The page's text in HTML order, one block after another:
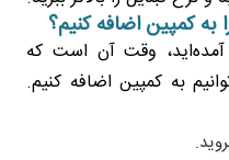
به کمپین اضافه کنیم؟
وقت آن است که
به کمپین اضافه کنیم.